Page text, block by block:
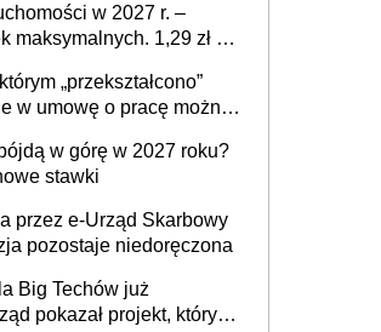
w 2027 r. –
maksymalnych. 1,29 zł za
związanych z
gospodarczej
„przekształcono”
w umowę o pracę można
jedynym
w górę w 2027 roku?
stawki
przez e-Urząd Skarbowy
pozostaje niedoręczona
Big Techów już
pokazał projekt, który